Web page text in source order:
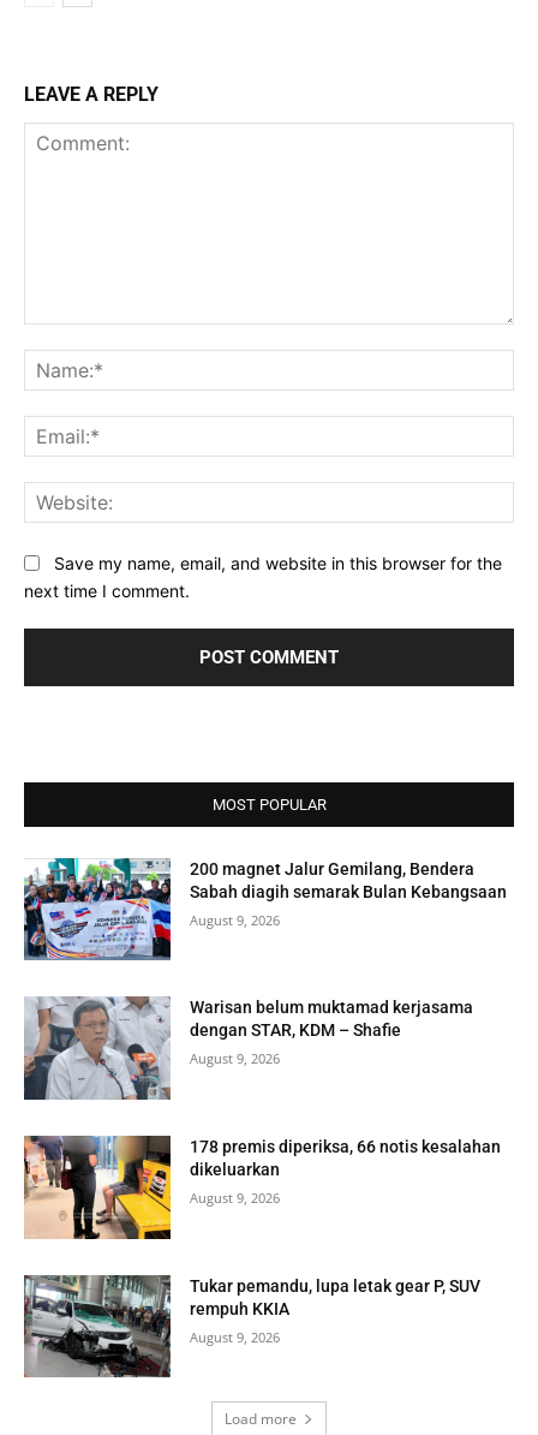
LEAVE A REPLY
Save my name, email, and website in this browser for the
next time I comment.
MOST POPULAR
200 magnet Jalur Gemilang, Bendera
Sabah diagih semarak Bulan Kebangsaan
August 9, 2026
Warisan belum muktamad kerjasama
dengan STAR, KDM – Shafie
August 9, 2026
178 premis diperiksa, 66 notis kesalahan
dikeluarkan
August 9, 2026
Tukar pemandu, lupa letak gear P, SUV
rempuh KKIA
August 9, 2026
Load more